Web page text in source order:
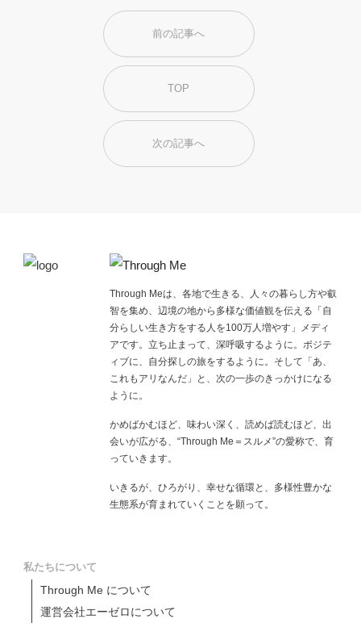
前の記事へ
TOP
次の記事へ
Through Meは、各地で生きる、人々の暮らし方や叡
智を集め、辺境の地から多様な価値観を伝える「自
分らしい生き方をする人を100万人増やす」メディ
アです。立ち止まって、深呼吸するように。ポジテ
ィブに、自分探しの旅をするように。そして「あ、
これもアリなんだ」と、次の一歩のきっかけになる
ように。
かめばかむほど、味わい深く、読めば読むほど、出
会いが広がる、“Through Me＝スルメ”の愛称で、育
っていきます。
いきるが、ひろがり、幸せな循環と、多様性豊かな
生態系が育まれていくことを願って。
私たちについて
Through Me について
運営会社エーゼロについて